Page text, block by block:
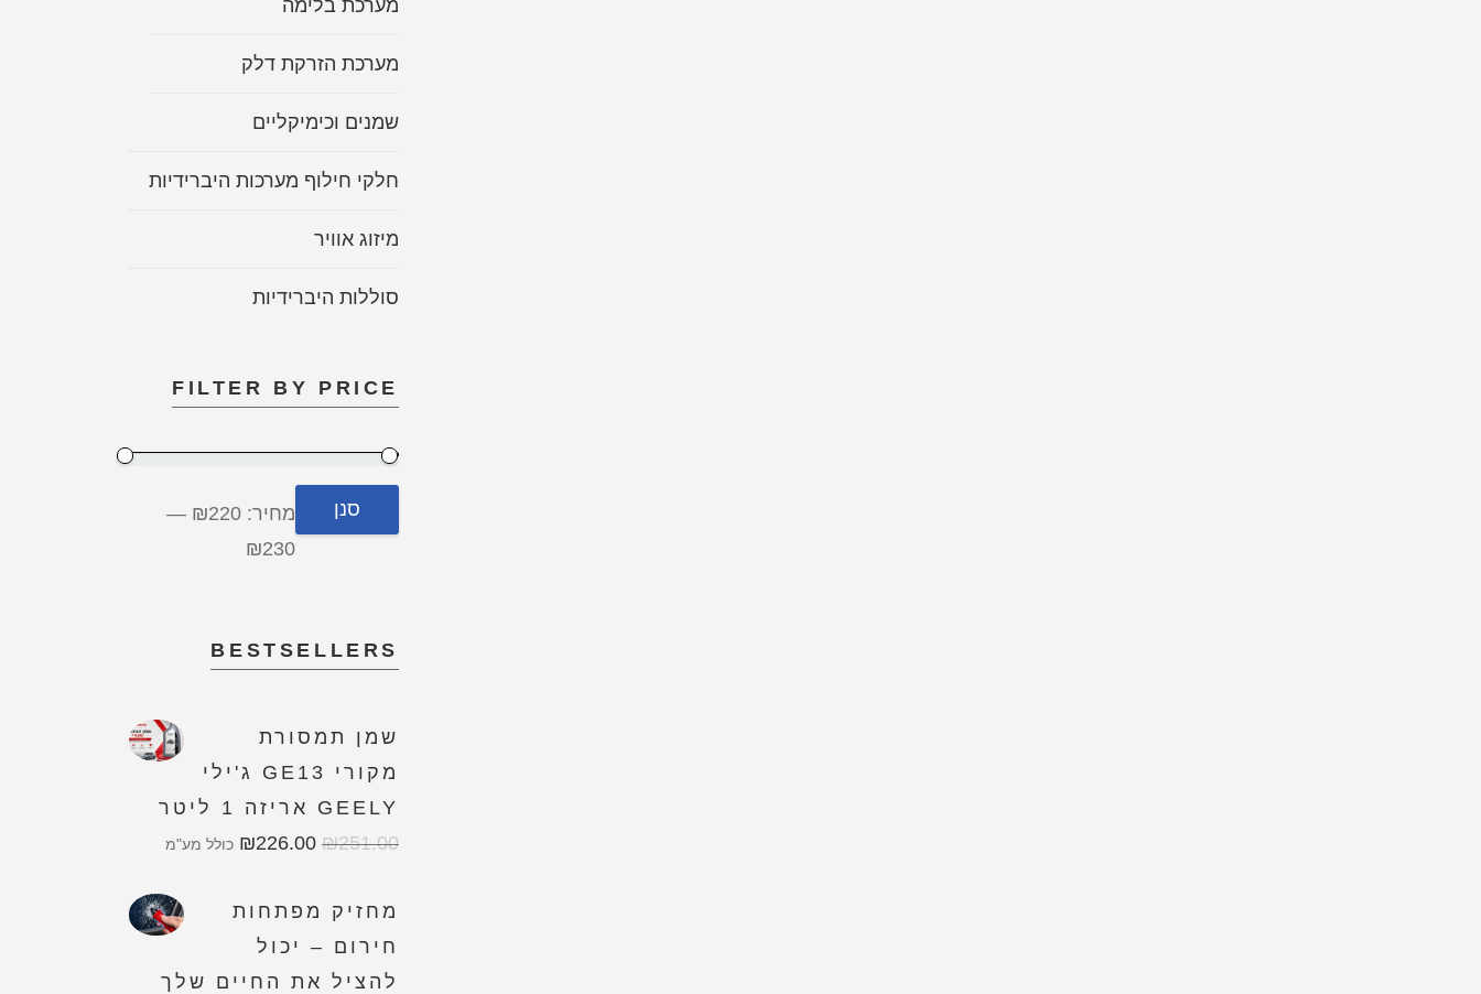
מערכת בלימה
מערכת הזרקת דלק
שמנים וכימיקליים
חלקי חילוף מערכות היברידיות
מיזוג אוויר
סוללות היברידיות
FILTER BY PRICE
סנן מחיר: ₪220
—
₪230
BESTSELLERS
שמן תמסורת
מקורי GE13 ג'ילי
GEELY אריזה 1 ליטר
₪251.00
₪226.00 כולל מע"מ
מחזיק מפתחות
חירום – יכול
להציל את החיים שלך